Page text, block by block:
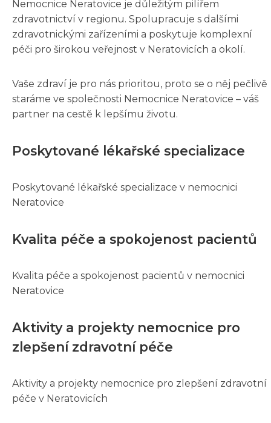
Nemocnice Neratovice je důležitým pilířem
zdravotnictví v regionu. Spolupracuje s dalšími
zdravotnickými zařízeními a poskytuje komplexní
péči pro širokou veřejnost v Neratovicích a okolí.
Vaše zdraví je pro nás prioritou, proto se o něj pečlivě
staráme ve společnosti Nemocnice Neratovice – váš
partner na cestě k lepšímu životu.
Poskytované lékařské specializace
Poskytované lékařské specializace v nemocnici
Neratovice
Kvalita péče a spokojenost pacientů
Kvalita péče a spokojenost pacientů v nemocnici
Neratovice
Aktivity a projekty nemocnice pro
zlepšení zdravotní péče
Aktivity a projekty nemocnice pro zlepšení zdravotní
péče v Neratovicích